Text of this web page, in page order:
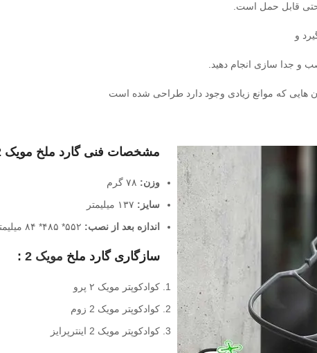
و
و جدا سازی انجام دهید.
هایی که موانع زیادی وجود دارد طراحی شده است
مشخصات فنی گارد ملخ مویک 2 پرو
وزن:
سایز:
اندازه بعد از نصب:
سازگاری گارد ملخ مویک 2 :
کوادکوپتر مویک ۲ پرو
کوادکوپتر مویک 2 زوم
کوادکوپتر مویک 2 اینترپرایز